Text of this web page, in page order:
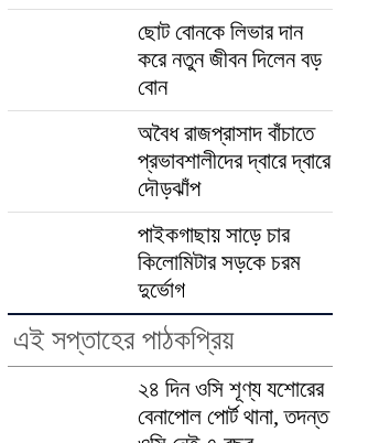
ছোট বোনকে লিভার দান
করে নতুন জীবন দিলেন বড়
বোন
অবৈধ রাজপ্রাসাদ বাঁচাতে
প্রভাবশালীদের দ্বারে দ্বারে
দৌড়ঝাঁপ
পাইকগাছায় সাড়ে চার
কিলোমিটার সড়কে চরম
দুর্ভোগ
এই সপ্তাহের পাঠকপ্রিয়
২৪ দিন ওসি শূণ্য যশোরের
বেনাপোল পোর্ট থানা, তদন্ত